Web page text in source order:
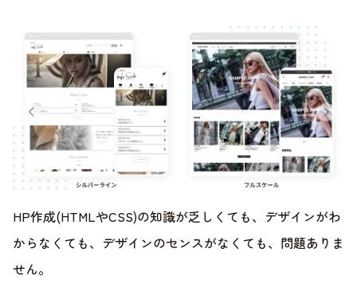
HP作成(HTMLやCSS)の知識が乏しくても、デザインがわ
からなくても、デザインのセンスがなくても、問題ありま
せん。